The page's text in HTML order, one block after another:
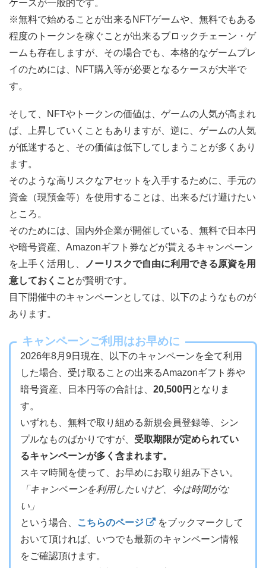
ケースが一般的です。
※無料で始めることが出来るNFTゲームや、無料でもある
程度のトークンを稼ぐことが出来るブロックチェーン・ゲ
ームも存在しますが、その場合でも、本格的なゲームプレ
イのためには、NFT購入等が必要となるケースが大半で
す。
そして、NFTやトークンの価値は、ゲームの人気が高まれ
ば、上昇していくこともありますが、逆に、ゲームの人気
が低迷すると、その価値は低下してしまうことが多くあり
ます。
そのような高リスクなアセットを入手するために、手元の
資金（現預金等）を使用することは、出来るだけ避けたい
ところ。
そのためには、国内外企業が開催している、無料で日本円
や暗号資産、Amazonギフト券などが貰えるキャンペーン
を上手く活用し、
ノーリスクで自由に利用できる原資を用
意しておくことが賢明です。
目下開催中のキャンペーンとしては、以下のようなものが
あります。
キャンペーンご利用はお早めに
2026年8月9日現在、以下のキャンペーンを全て利用
した場合、受け取ることの出来るAmazonギフト券や
暗号資産、日本円等の合計は、 20,500円 となりま
す。
いずれも、無料で取り組める新規会員登録等、シン
プルなものばかりですが、 受取期限が定められてい
るキャンペーンが多く含まれます。
スキマ時間を使って、お早めにお取り組み下さい。
「キャンペーンを利用したいけど、今は時間がな
い」
という場合、
こちらのページ
をブックマークして
おいて頂ければ、いつでも最新のキャンペーン情報
をご確認頂けます。